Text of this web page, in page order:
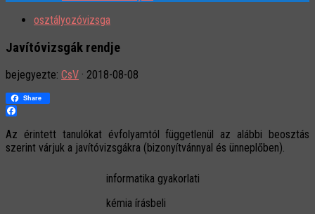
osztályozóvizsga
Javítóvizsgák rendje
bejegyezte: CsV · 2018-08-08
Share
Az érintett tanulókat évfolyamtól függetlenül az alábbi beosztás
szerint várjuk a javítóvizsgákra (bizonyítvánnyal és ünneplőben).
informatika gyakorlati
kémia írásbeli